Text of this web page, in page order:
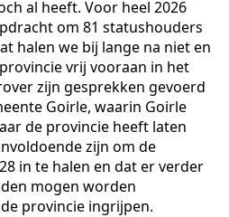
al heeft. Voor heel 2026
om 81 statushouders
halen we bij lange na niet en
vrij vooraan in het
zijn gesprekken gevoerd
Goirle, waarin Goirle
de provincie heeft laten
zijn om de
in te halen en dat er verder
mogen worden
provincie ingrijpen.